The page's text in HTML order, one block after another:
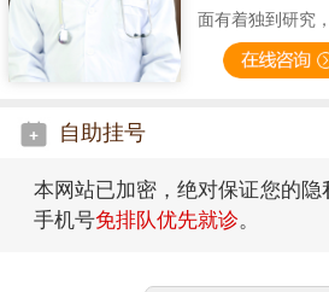
面有着独到研究
自助挂号
本网站已加密，绝对保证您的隐
手机号免排队优先就诊。